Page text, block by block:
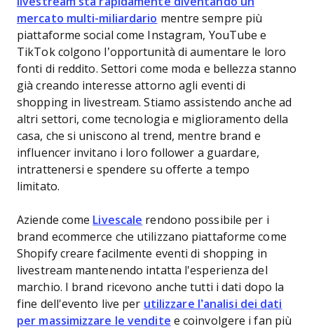
mercato multi-miliardario mentre sempre più
piattaforme social come Instagram, YouTube e
TikTok colgono l’opportunità di aumentare le loro
fonti di reddito. Settori come moda e bellezza stanno
già creando interesse attorno agli eventi di
shopping in livestream. Stiamo assistendo anche ad
altri settori, come tecnologia e miglioramento della
casa, che si uniscono al trend, mentre brand e
influencer invitano i loro follower a guardare,
intrattenersi e spendere su offerte a tempo
limitato.
Aziende come Livescale rendono possibile per i
brand ecommerce che utilizzano piattaforme come
Shopify creare facilmente eventi di shopping in
livestream mantenendo intatta l'esperienza del
marchio. I brand ricevono anche tutti i dati dopo la
fine dell'evento live per utilizzare l’analisi dei dati
per massimizzare le vendite e coinvolgere i fan più